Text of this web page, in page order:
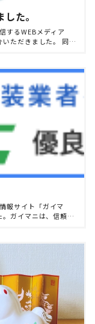
た。
するWEBメディア
いただきました。 同サ
報サイト「ガイマ
ガイマニは、信頼で